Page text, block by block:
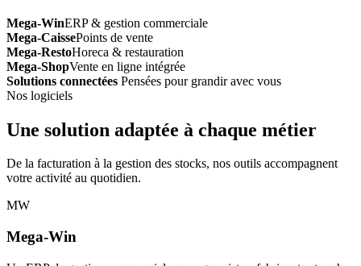
Mega-WinERP & gestion commerciale
Mega-CaissePoints de vente
Mega-RestoHoreca & restauration
Mega-ShopVente en ligne intégrée
Solutions connectées Pensées pour grandir avec vous
Nos logiciels
Une solution adaptée à chaque métier
De la facturation à la gestion des stocks, nos outils accompagnent
votre activité au quotidien.
MW
Mega-Win